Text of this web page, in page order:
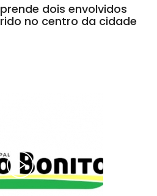
dois envolvidos
no centro da cidade